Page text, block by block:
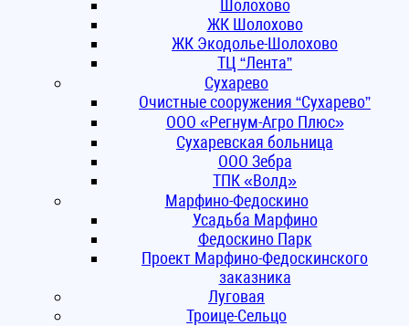
Шолохово
ЖК Шолохово
ЖК Экодолье-Шолохово
ТЦ “Лента”
Сухарево
Очистные сооружения “Сухарево”
ООО «Регнум-Агро Плюс»
Сухаревская больница
ООО Зебра
ТПК «Волд»
Марфино-Федоскино
Усадьба Марфино
Федоскино Парк
Проект Марфино-Федоскинского
заказника
Луговая
Троице-Сельцо